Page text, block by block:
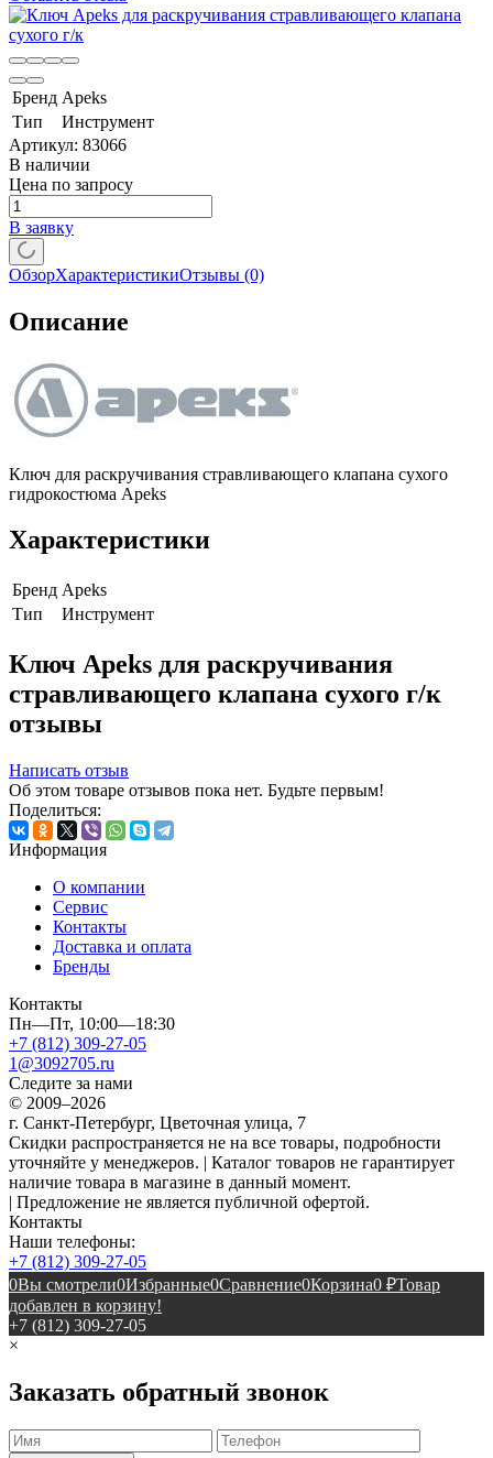
Бренд Apeks
Тип
Инструмент
Артикул: 83066
В наличии
Цена по запросу
В заявку
ОбзорХарактеристикиОтзывы (0)
Описание
Ключ для раскручивания стравливающего клапана сухого
гидрокостюма Apeks
Характеристики
Бренд Apeks
Тип
Инструмент
Ключ Apeks для раскручивания
стравливающего клапана сухого г/к
отзывы
Написать отзыв
Об этом товаре отзывов пока нет. Будьте первым!
Поделиться:
Информация
О компании
Сервис
Контакты
Доставка и оплата
Бренды
Контакты
Пн—Пт, 10:00—18:30
+7 (812) 309-27-05
1@3092705.ru
Следите за нами
© 2009–2026
г. Санкт-Петербург, Цветочная улица, 7
Скидки распространяется не на все товары, подробности
уточняйте у менеджеров. | Каталог товаров не гарантирует
наличие товара в магазине в данный момент.
| Предложение не является публичной офертой.
Контакты
Наши телефоны:
+7 (812) 309-27-05
0Вы смотрели0Избранные0Сравнение0Корзина0 ₽Товар
добавлен в корзину!
+7 (812) 309-27-05
×
Заказать обратный звонок